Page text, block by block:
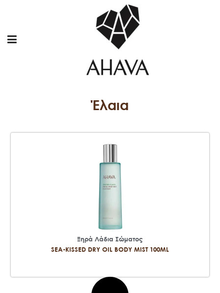
Έλαια
Ξηρά Λάδια Σώματος
SEA-KISSED DRY OIL BODY MIST 100ML